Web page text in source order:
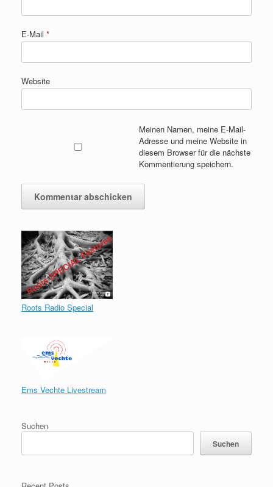
E-Mail *
Website
Meinen Namen, meine E-Mail-
Adresse und meine Website in
diesem Browser für die nächste
Kommentierung speichern.
Roots Radio Special
Ems Vechte Livestream
Suchen
Suchen